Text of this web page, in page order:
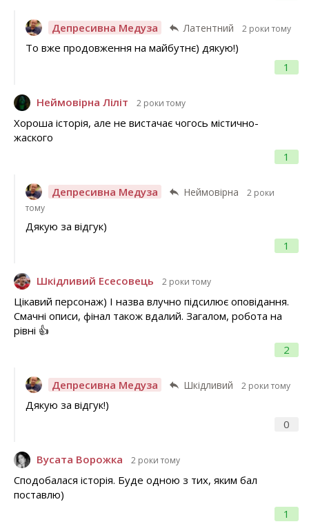
Депресивна Медуза Латентний 2 роки тому
1
То вже продовження на майбутнє) дякую!)
Неймовірна Ліліт 2 роки тому
1
Хороша історія, але не вистачає чогось містично-
жаского
Депресивна Медуза Неймовірна
2 роки
тому
1
Дякую за відгук)
Шкідливий Есесовець 2 роки тому
2
Цікавий персонаж) І назва влучно підсилює оповідання.
Смачні описи, фінал також вдалий. Загалом, робота на
рівні 👍
Депресивна Медуза Шкідливий 2 роки тому
0
Дякую за відгук!)
Вусата Ворожка 2 роки тому
1
Сподобалася історія. Буде одною з тих, яким бал
поставлю)